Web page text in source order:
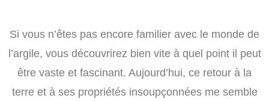
Si vous n’êtes pas encore familier avec le monde de
l’argile, vous découvrirez bien vite à quel point il peut
être vaste et fascinant. Aujourd’hui, ce retour à la
terre et à ses propriétés insoupçonnées me semble